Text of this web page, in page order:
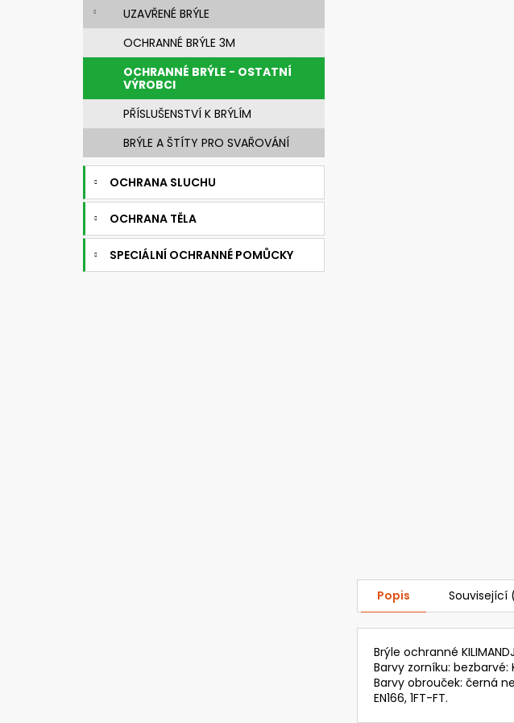
UZAVŘENÉ BRÝLE
OCHRANNÉ BRÝLE 3M
OCHRANNÉ BRÝLE - OSTATNÍ
VÝROBCI
PŘÍSLUŠENSTVÍ K BRÝLÍM
BRÝLE A ŠTÍTY PRO SVAŘOVÁNÍ
OCHRANA SLUCHU
OCHRANA TĚLA
SPECIÁLNÍ OCHRANNÉ POMŮCKY
Popis Související
Brýle ochranné
Barvy zorníku: bezbarvé:
Barvy obrouček: černá
EN166, 1FT-FT.
631010 SVÁŘEČSKÁ KUKLA 3M
SPEEDGLAS G5-03 E S FILTREM G5-
01/03NC
5 002,86 Kč
Původně:6 253,57 Kč